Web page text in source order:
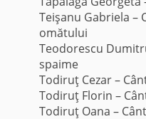
Teişanu Gabriela –
omătului
Teodorescu
spaime
Todiruţ Cezar –
Todiruţ Florin –
Todiruţ Oana –